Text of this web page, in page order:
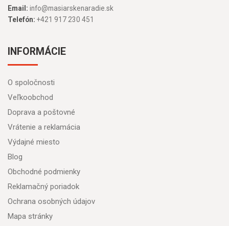
Email: info@masiarskenaradie.sk
Telefón: +421 917 230 451
INFORMÁCIE
O spoločnosti
Veľkoobchod
Doprava a poštovné
Vrátenie a reklamácia
Výdajné miesto
Blog
Obchodné podmienky
Reklamačný poriadok
Ochrana osobných údajov
Mapa stránky